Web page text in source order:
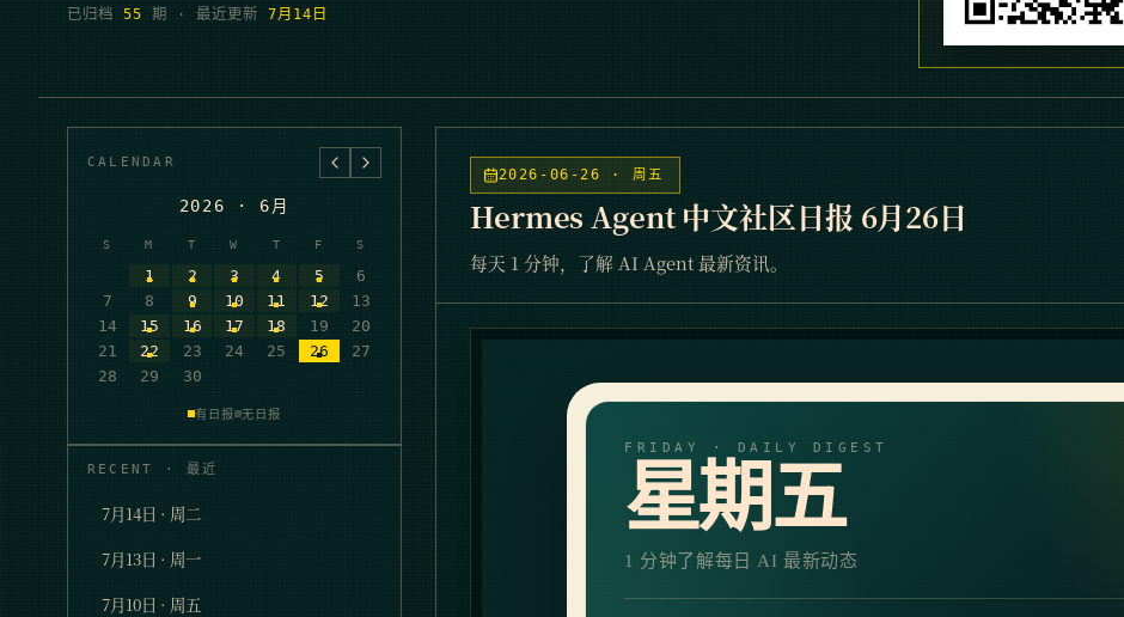
已归档 55 期 · 最近更新 7月14日
CALENDAR
2026 · 6 月
S M T W T F S
1 2 3 4 5
6
7
8 9 10 11 12
13
14
15 16 17 18 19
20
21
22 23 24 25 26
27
28
29 30
有日报 无日报
RECENT · 最近
7月14日 · 周二
7月13日 · 周一
7月10日 · 周五
2026-06-26 · 周五
Hermes Agent 中文社区日报 6月26日
每天 1 分钟，了解 AI Agent 最新资讯。